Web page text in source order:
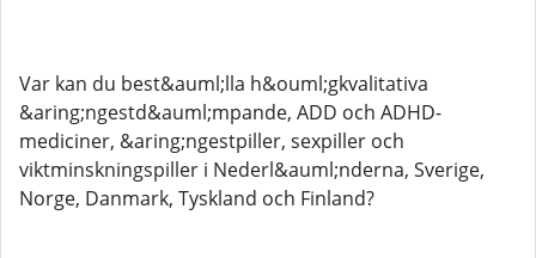
Var kan du best&auml;lla h&ouml;gkvalitativa
&aring;ngestd&auml;mpande, ADD och ADHD-
mediciner, &aring;ngestpiller, sexpiller och
viktminskningspiller i Nederl&auml;nderna, Sverige,
Norge, Danmark, Tyskland och Finland?